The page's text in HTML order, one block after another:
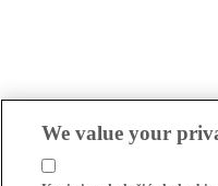
We value your